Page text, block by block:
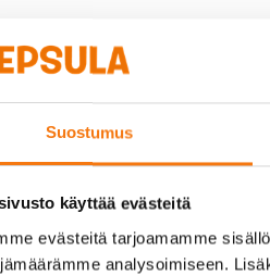
Suostumus
käyttää evästeitä
evästeitä tarjoamamme
analysoimiseen.